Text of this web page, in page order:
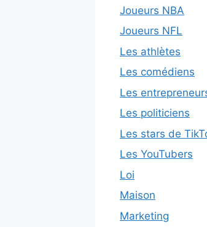
Joueurs NBA
Joueurs NFL
Les athlètes
Les comédiens
Les
Les politiciens
Les stars de
Les YouTubers
Loi
Maison
Marketing